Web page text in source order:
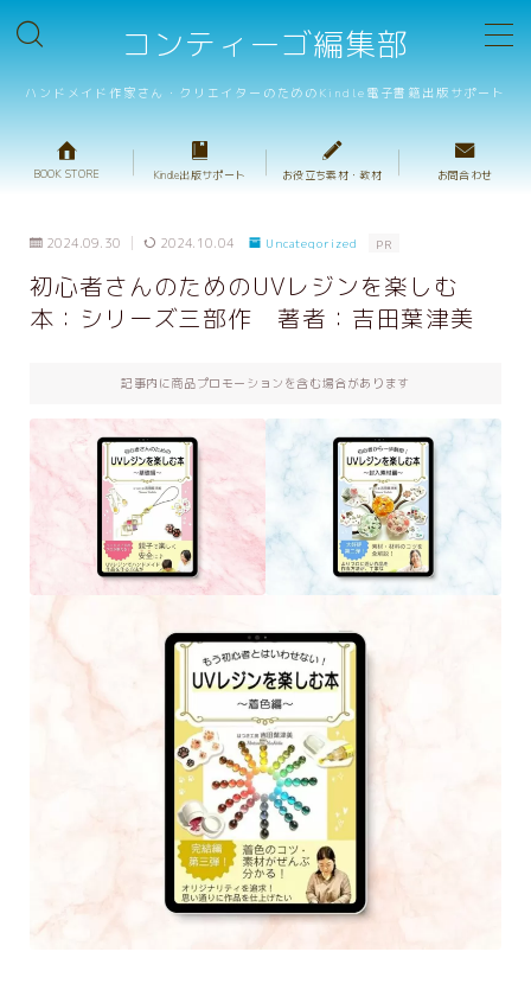
コンティーゴ編集部
ハンドメイド作家さん・クリエイターのためのKindle電子書籍出版サポート
MENU
BOOK STORE
テンプレート販売
重箱判・ハンドメイドレシピテンプレート
重箱判・絵本テンプレート
出版サポートのご案内
ハンドメイド出版の基礎動画
出版支援GPTs
お客さまの声
企業・団体研修
初心者さんにもわかりやすい：AIを安全に
使用するために大切なこと
企業レーベル立ち上げ支援メニュー
利用規約／特定商取引法に基づく表記
お問い合わせ
BOOK STORE Kindle出版サポート お役立ち素材・教材 お問合わせ
2024.09.30 2024.10.04 Uncategorized PR
初心者さんのためのUVレジンを楽しむ
本：シリーズ三部作 著者：吉田葉津美
記事内に商品プロモーションを含む場合があります